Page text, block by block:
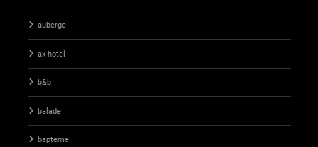
auberge
ax hotel
b&b
balade
bapteme